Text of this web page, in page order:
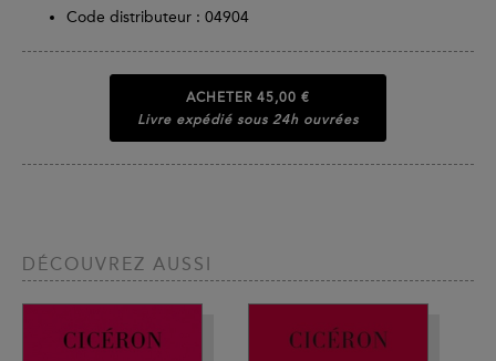
Code distributeur : 04904
ACHETER 45,00 €
Livre expédié sous 24h ouvrées
DÉCOUVREZ AUSSI